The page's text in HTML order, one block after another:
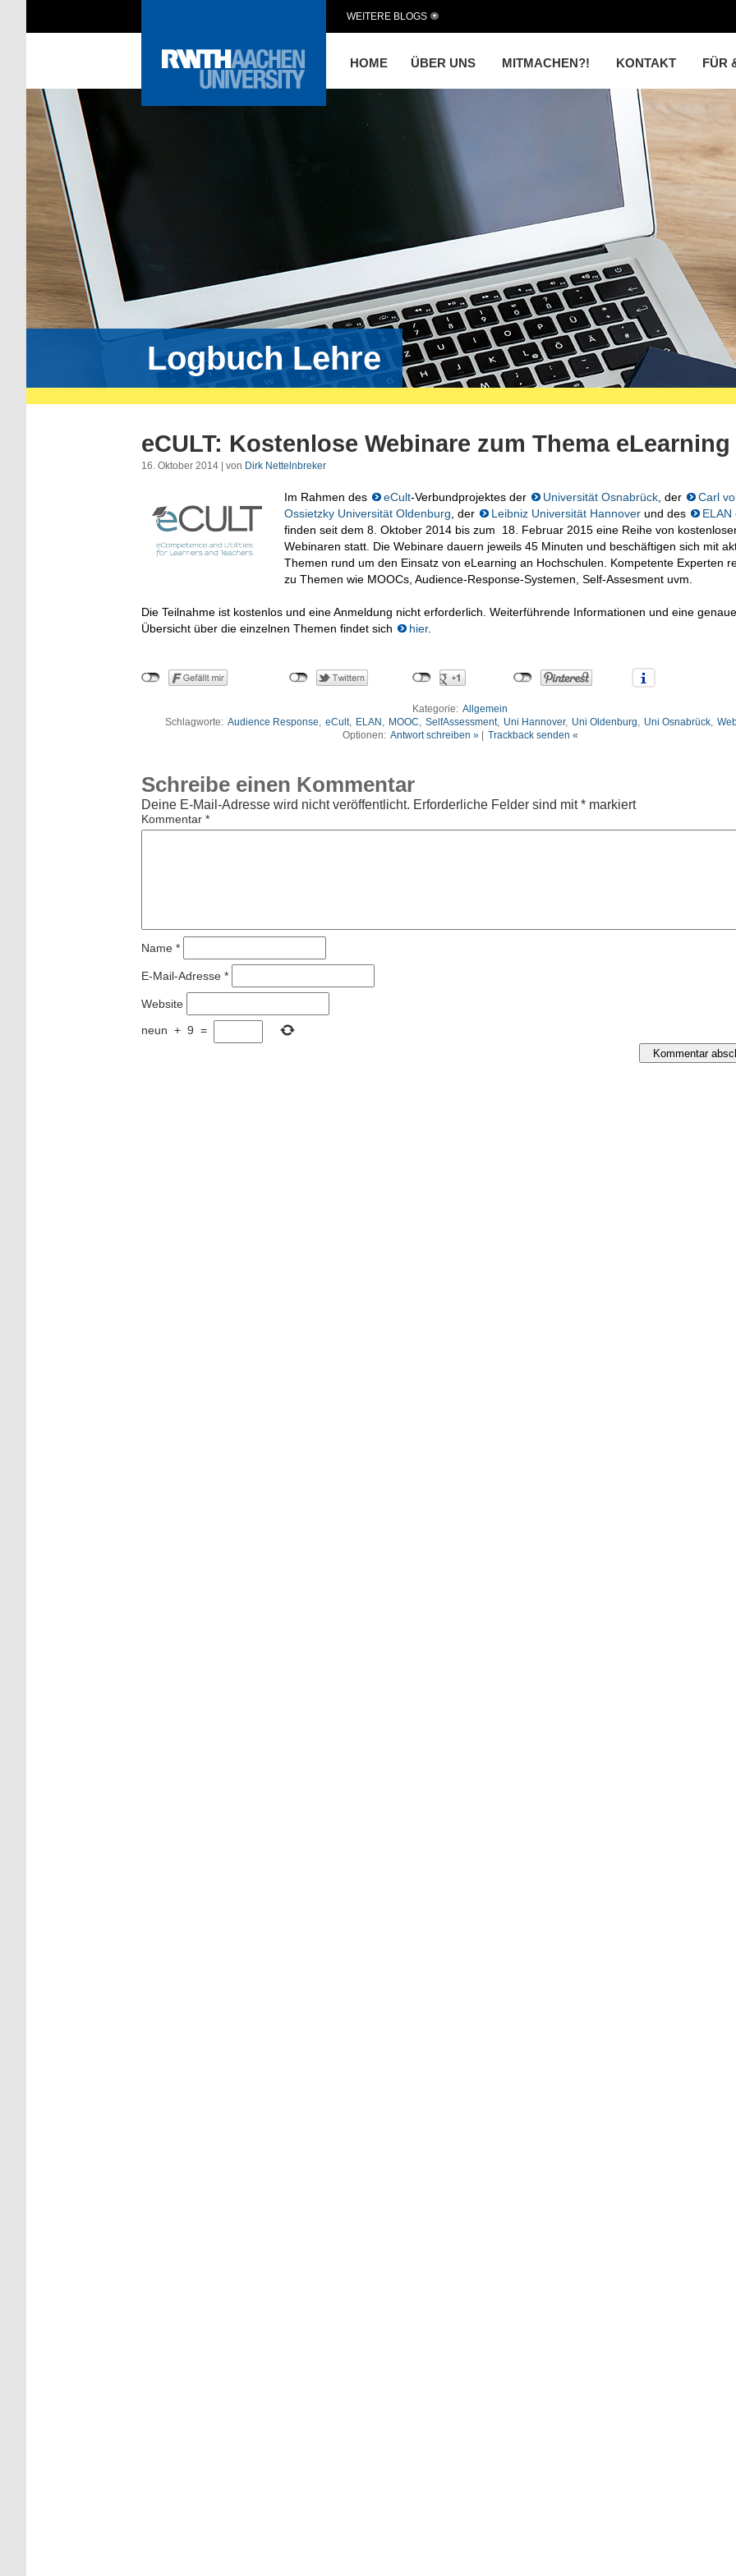
HOME ÜBER UNS MITMACHEN?! KONTAKT FÜR
WEITERE BLOGS
Logbuch Lehre
eCULT: Kostenlose Webinare zum Thema eLearning
16. Oktober 2014 | von Dirk Nettelnbreker
Im Rahmen des eCult-Verbundprojektes der Universität Osnabrück, der
Carl
Ossietzky Universität Oldenburg, der Leibniz Universität Hannover und des
ELAN
finden seit dem 8. Oktober 2014 bis zum 18. Februar 2015 eine Reihe von
Webinaren statt. Die Webinare dauern jeweils 45 Minuten und beschäftigen sich mit
Themen rund um den Einsatz von eLearning an Hochschulen. Kompetente Experten
zu Themen wie MOOCs, Audience-Response-Systemen, Self-Assesment uvm.
Die Teilnahme ist kostenlos und eine Anmeldung nicht erforderlich. Weiterführende Informationen und eine genaue
Übersicht über die einzelnen Themen findet sich
hier.
Kategorie: Allgemein
Schlagworte: Audience Response, eCult, ELAN , MOOC, SelfAssessment, Uni Hannover, Uni Oldenburg, Uni Osnabrück,
Optionen: Antwort schreiben »| Trackback senden «
Schreibe einen Kommentar
Deine E-Mail-Adresse wird nicht veröffentlicht. Erforderliche Felder sind mit* markiert
Kommentar *
Name *
E-Mail-Adresse *
Website
neun + 9 =